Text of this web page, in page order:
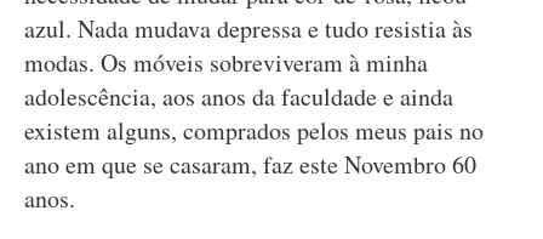
azul. Nada mudava depressa e tudo resistia às
modas. Os móveis sobreviveram à minha
adolescência, aos anos da faculdade e ainda
existem alguns, comprados pelos meus pais no
ano em que se casaram, faz este Novembro 60
anos.